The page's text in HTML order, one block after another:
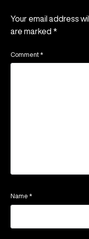
Your email address
are marked *
Comment *
Name *